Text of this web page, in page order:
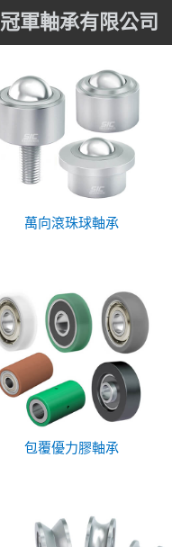
冠軍軸承有限公司
萬向滾珠球軸承
包覆優力膠軸承